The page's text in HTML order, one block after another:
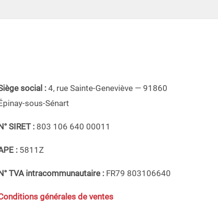
social :4, rue Sainte-Geneviève — 91860
sous-Sénart
SIRET : 803 106 640 00011
: 5811Z
TVA intracommunautaire : FR79 803106640
générales de ventes